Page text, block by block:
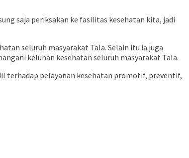
saja periksakan ke fasilitas kesehatan kita, jadi
seluruh masyarakat Tala. Selain itu ia juga
keluhan kesehatan seluruh masyarakat Tala.
terhadap pelayanan kesehatan promotif, preventif,